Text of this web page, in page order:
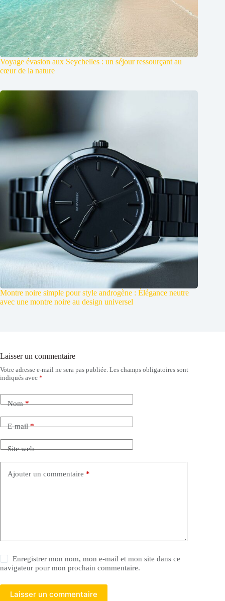
Voyage évasion aux Seychelles : un séjour ressourçant au
cœur de la nature
Montre noire simple pour style androgène : Élégance neutre
avec une montre noire au design universel
Laisser un commentaire
Votre adresse e-mail ne sera pas publiée. Les champs obligatoires sont
indiqués avec *
Nom*
E-mail*
Site web
Ajouter un commentaire *
Enregistrer mon nom, mon e-mail et mon site dans ce
navigateur pour mon prochain commentaire.
Laisser un commentaire